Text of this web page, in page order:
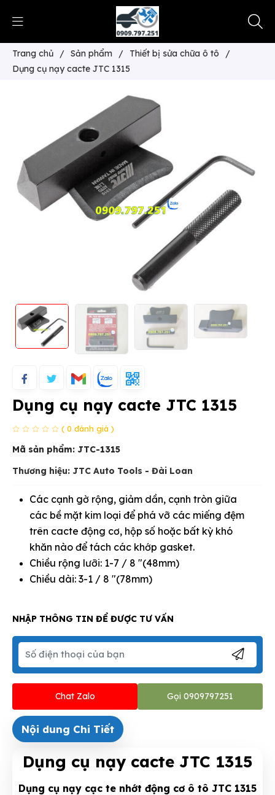
Trang chủ / Sản phẩm / Thiết bị sửa chữa ô tô
/
Dụng cụ nạy cacte JTC 1315
Dụng cụ nạy cacte JTC 1315
( 0 đánh giá )
Mã sản phẩm: JTC-1315
Thương hiệu: JTC Auto Tools - Đài Loan
Các cạnh gờ rộng, giảm dần, cạnh tròn giữa
các bề mặt kim loại để phá vỡ các miếng đệm
trên cacte động cơ, hộp số hoặc bất kỳ khó
khăn nào để tách các khớp gasket.
Chiều rộng lưỡi: 1-7 / 8 "(48mm)
Chiều dài: 3-1 / 8 "(78mm)
NHẬP THÔNG TIN ĐỂ ĐƯỢC TƯ VẤN
Chat Zalo Gọi 0909797251
Nội dung Chi Tiết
Dụng cụ nạy cacte JTC 1315
Dụng cụ nạy cạc te nhớt động cơ ô tô JTC 1315